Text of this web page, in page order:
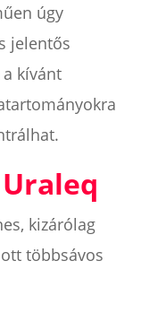
úgy
jelentős
kívánt
kizárólag
többsávos